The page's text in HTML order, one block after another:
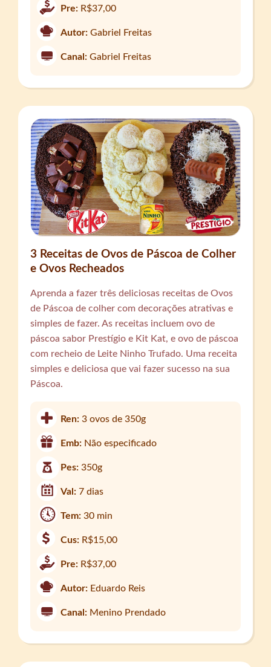
Pre: R$37,00
Autor: Gabriel Freitas
Canal: Gabriel Freitas
3 Receitas de Ovos de Páscoa de Colher
e Ovos Recheados
Aprenda a fazer três deliciosas receitas de Ovos
de Páscoa de colher com decorações atrativas e
simples de fazer. As receitas incluem ovo de
páscoa sabor Prestígio e Kit Kat, e ovo de páscoa
com recheio de Leite Ninho Trufado. Uma receita
simples e deliciosa que vai fazer sucesso na sua
Páscoa.
Ren:3 ovos de 350g
Emb: Não especificado
Pes:350g
Val:7 dias
Tem:30 min
Cus: R$15,00
Pre: R$37,00
Autor: Eduardo Reis
Canal: Menino Prendado